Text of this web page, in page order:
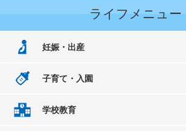
ライフメニュー
妊娠・出産
子育て・入園
学校教育